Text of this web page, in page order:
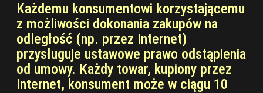
Każdemu konsumentowi korzystającemu
z możliwości dokonania zakupów na
odległość (np. przez Internet)
przysługuje ustawowe prawo odstąpienia
od umowy. Każdy towar, kupiony przez
Internet, konsument może w ciągu 10